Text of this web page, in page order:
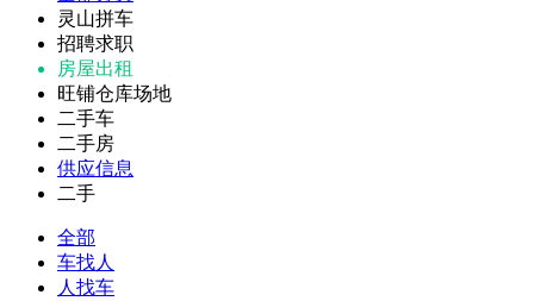
灵山拼车
招聘求职
房屋出租
旺铺仓库场地
二手车
二手房
供应信息
二手
全部
车找人
人找车